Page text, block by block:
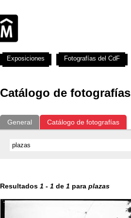
Catálogo de fotografías
General Catálogo de fotografías
Resultados 1 - 1 de 1 para plazas
Exposiciones Fotografías del CdF